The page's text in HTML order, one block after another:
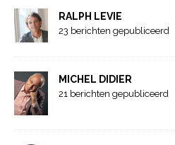
RALPH LEVIE
23 berichten gepubliceerd
MICHEL DIDIER
21 berichten gepubliceerd